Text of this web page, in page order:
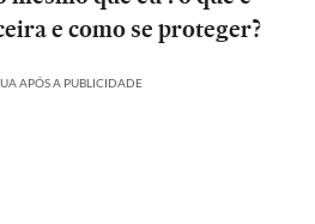
e como se proteger?
APÓS A PUBLICIDADE